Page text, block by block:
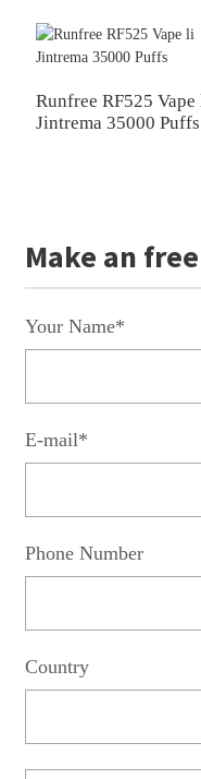
Runfree RF525
Jintrema 35000 Puffs
Make an
Your Name*
E-mail*
Phone Number
Country